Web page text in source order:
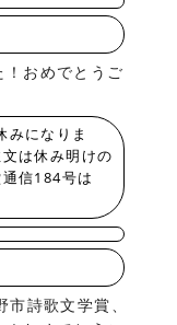
おめでとうご
になりま
は休み明けの
信184号は
詩歌文学賞、